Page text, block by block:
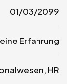
01/03/2099
Erfahrung
HR